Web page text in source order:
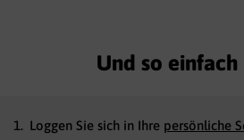
Und so einfach
Loggen Sie sich in Ihre persönliche